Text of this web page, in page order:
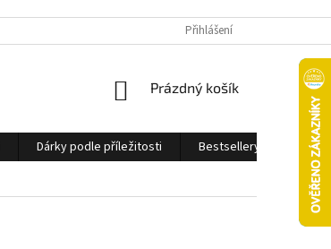
Přihlášení
NÁKUPNÍ
Prázdný košík
Dárky podle příležitosti Bestsellery